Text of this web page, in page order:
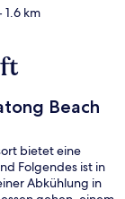
1.6 km
Beach
bietet eine
Folgendes ist in
Abkühlung in